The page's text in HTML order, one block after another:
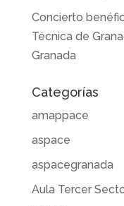
Concierto
Técnica de
Granada
Categorías
amappace
aspace
aspacegranada
Aula Tercer